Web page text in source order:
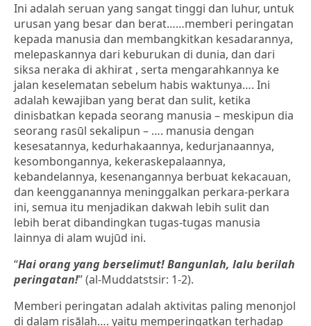
Ini adalah seruan yang sangat tinggi dan luhur, untuk
urusan yang besar dan berat……memberi peringatan
kepada manusia dan membangkitkan kesadarannya,
melepaskannya dari keburukan di dunia, dan dari
siksa neraka di akhirat , serta mengarahkannya ke
jalan keselematan sebelum habis waktunya…. Ini
adalah kewajiban yang berat dan sulit, ketika
dinisbatkan kepada seorang manusia – meskipun dia
seorang rasūl sekalipun – …. manusia dengan
kesesatannya, kedurhakaannya, kedurjanaannya,
kesombongannya, kekeraskepalaannya,
kebandelannya, kesenangannya berbuat kekacauan,
dan keengganannya meninggalkan perkara-perkara
ini, semua itu menjadikan dakwah lebih sulit dan
lebih berat dibandingkan tugas-tugas manusia
lainnya di alam wujūd ini.
“Hai orang yang berselimut! Bangunlah, lalu berilah
peringatan!” (al-Muddatstsir: 1-2).
Memberi peringatan adalah aktivitas paling menonjol
di dalam risālah…. yaitu memperingatkan terhadap